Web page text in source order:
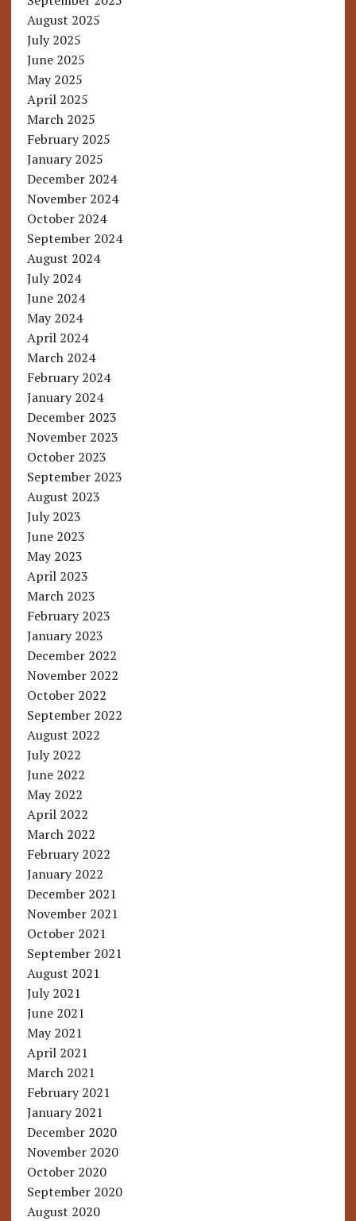
August 2025
July 2025
June 2025
May 2025
April 2025
March 2025
February 2025
January 2025
December 2024
November 2024
October 2024
September 2024
August 2024
July 2024
June 2024
May 2024
April 2024
March 2024
February 2024
January 2024
December 2023
November 2023
October 2023
September 2023
August 2023
July 2023
June 2023
May 2023
April 2023
March 2023
February 2023
January 2023
December 2022
November 2022
October 2022
September 2022
August 2022
July 2022
June 2022
May 2022
April 2022
March 2022
February 2022
January 2022
December 2021
November 2021
October 2021
September 2021
August 2021
July 2021
June 2021
May 2021
April 2021
March 2021
February 2021
January 2021
December 2020
November 2020
October 2020
September 2020
August 2020